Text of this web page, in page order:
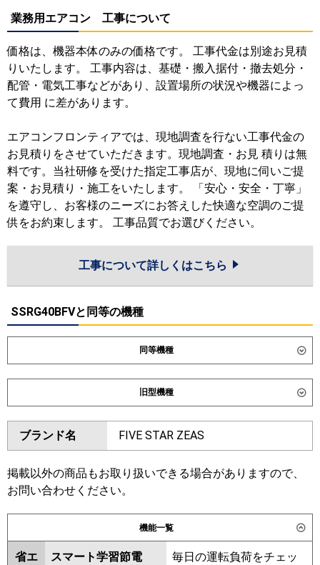
業務用エアコン 工事について
価格は、機器本体のみの価格です。 工事代金は別途お見積
りいたします。 工事内容は、基礎・搬入据付・撤去処分・
配管・電気工事などがあり、設置場所の状況や機器によっ
て費用 に差があります。
エアコンフロンティアでは、現地調査を行ない工事代金の
お見積りをさせていただきます。現地調査・お見 積りは無
料です。当社研修を受けた指定工事店が、現地に伺いご提
案・お見積り・施工をいたします。 「安心・安全・丁寧」
を遵守し、お客様のニーズにお答えした快適な空調のご提
供をお約束します。 工事品質でお選びください。
工事について詳しくはこちら
SSRG40BFVと同等の機種
同等機種
ダイキン SSRG40DNV SSRG40DV
東芝
GWXA04013JXU
GWXA04013JMUB
三菱電機 PLZ-ZRMP40SLF6 PLZ-
ZRMP40SL6
日立 RCID-GP40RGHJ8
FDTWZ406HK6S
旧型機種
ダイキン SSRG40CV SSRG40CNV
SSRG40BYNV SSRG40BYV
SSRG40BJNV SSRG40BJV
SSRG40BFNV SSRG40BCV
SSRG40BCNV
東芝
RWXA04033JMUB
RWXA04033JMU
RWXA04033JXU
ブランド名 FIVE STAR ZEAS
掲載以外の商品もお取り扱いできる場合がありますので、
お問い合わせください。
機能一覧
省エ
スマート学習節電
毎日の運転負荷をチェッ